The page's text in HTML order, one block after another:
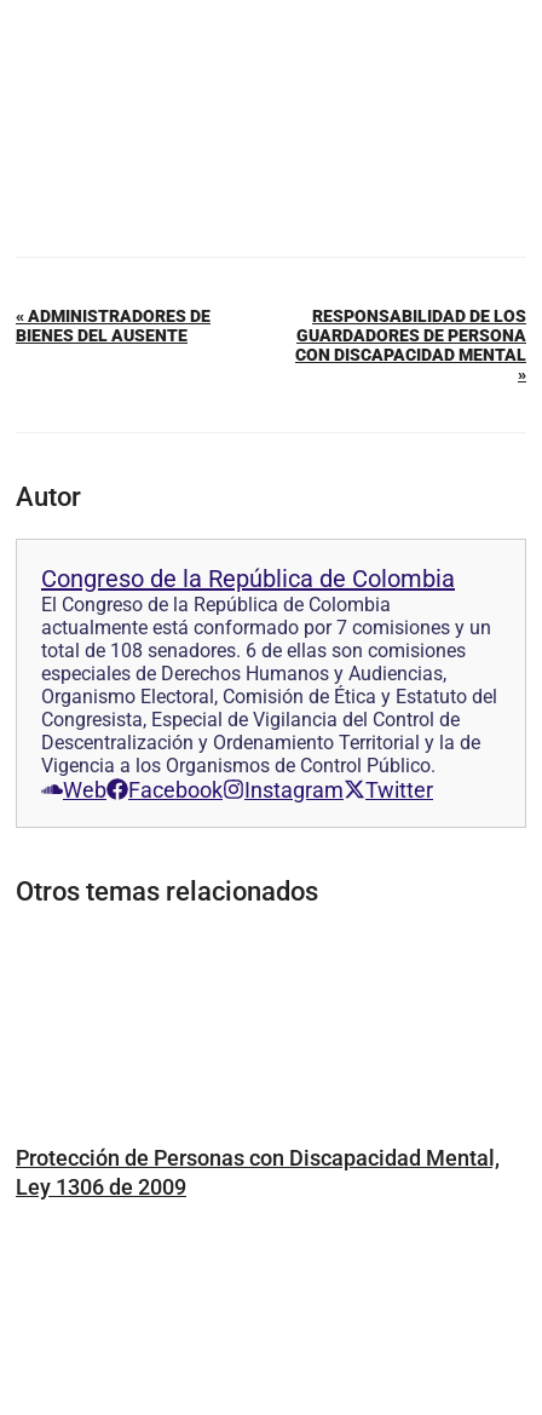
« ADMINISTRADORES DE
BIENES DEL AUSENTE
RESPONSABILIDAD DE LOS
GUARDADORES DE PERSONA
CON DISCAPACIDAD MENTAL
»
Autor
Congreso de la República de Colombia
El Congreso de la República de Colombia
actualmente está conformado por 7 comisiones y un
total de 108 senadores. 6 de ellas son comisiones
especiales de Derechos Humanos y Audiencias,
Organismo Electoral, Comisión de Ética y Estatuto del
Congresista, Especial de Vigilancia del Control de
Descentralización y Ordenamiento Territorial y la de
Vigencia a los Organismos de Control Público.
Web Facebook Instagram Twitter
Otros temas relacionados
Protección de Personas con Discapacidad Mental,
Ley 1306 de 2009